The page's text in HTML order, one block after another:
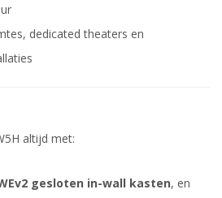
dedicated theaters en
altijd met:
gesloten in-wall kasten, en